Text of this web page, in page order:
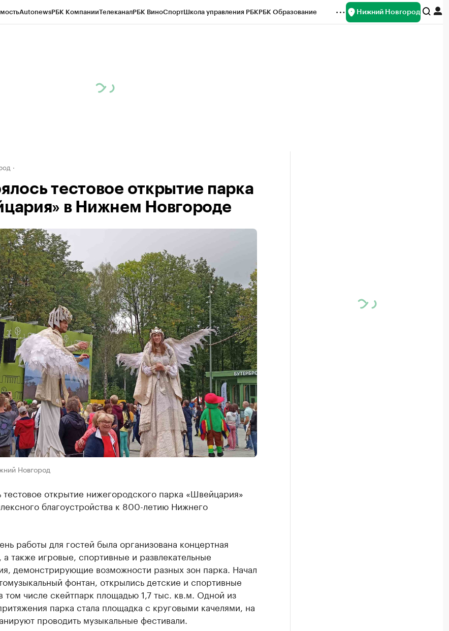
AutonewsРБК КомпанииТелеканалРБК ВиноСпортШкола управления РБКРБК Образование Нижний Новгород
тестовое открытие парка
в Нижнем Новгороде
Новгород
тестовое открытие нижегородского парка «Швейцария»
благоустройства к 800-летию Нижнего
работы для гостей была организована концертная
также игровые, спортивные и развлекательные
демонстрирующие возможности разных зон парка. Начал
фонтан, открылись детские и спортивные
том числе скейтпарк площадью 1,7 тыс. кв.м. Одной из
парка стала площадка с круговыми качелями, на
проводить музыкальные фестивали.